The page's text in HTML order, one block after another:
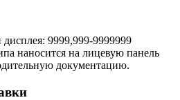
9999,999-9999999
наносится на лицевую панель
документацию.